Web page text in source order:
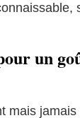
un
mais